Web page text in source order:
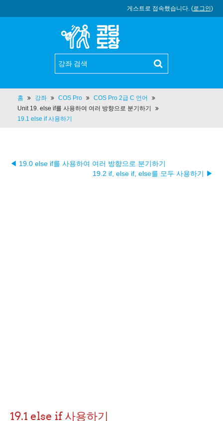
게스트로 접속했습니다. (로그인)
홈 강좌 COS Pro
COS Pro 2급 C 언어
Unit 19. else if를 사용하여 여러 방향으로 분기하기
19.1 else if 사용하기
◀ 19.0 else if를 사용하여 여러 방향으로 분기하기
19.2 if, else if, else를 모두 사용하기 ▶︎
19.1 else if 사용하기